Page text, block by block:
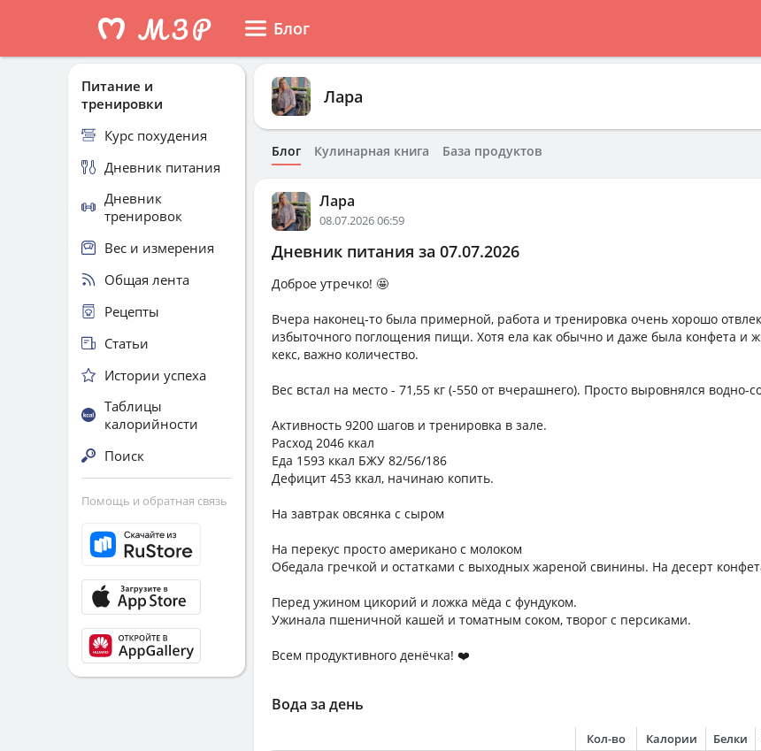
Блог
Лара
Блог Кулинарная книга База продуктов
Лара
08.07.2026 06:59
Дневник питания за 07.07.2026
Доброе утречко! 🤩
Вчера наконец-то была примерной, работа и тренировка очень хорошо
избыточного поглощения пищи. Хотя ела как обычно и даже была конфета и
кекс, важно количество.
Вес встал на место - 71,55 кг (-550 от вчерашнего). Просто выровнялся водно-
Активность 9200 шагов и тренировка в зале.
Расход 2046 ккал
Еда 1593 ккал БЖУ 82/56/186
Дефицит 453 ккал, начинаю копить.
На завтрак овсянка с сыром
На перекус просто американо с молоком
Обедала гречкой и остатками с выходных жареной свинины. На десерт
Перед ужином цикорий и ложка мёда с фундуком.
Ужинала пшеничной кашей и томатным соком, творог с персиками.
Всем продуктивного денёчка! ❤️
Вода за день
Кол-во Калории Белки
Питание и
тренировки
Курс похудения
Дневник питания
Дневник
тренировок
Вес и измерения
Общая лента
Рецепты
Статьи
Истории успеха
Таблицы
калорийности
Поиск
Помощь и обратная связь